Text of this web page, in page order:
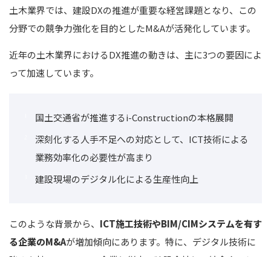
土木業界では、建設DXの推進が重要な経営課題となり、この
分野での競争力強化を目的としたM&Aが活発化しています。
近年の土木業界におけるDX推進の動きは、主に3つの要因によ
って加速しています。
国土交通省が推進するi-Constructionの本格展開
深刻化する人手不足への対応として、ICT技術による
業務効率化の必要性が高まり
建設現場のデジタル化による生産性向上
このような背景から、 ICT施工技術やBIM/CIMシステムを有す
る企業のM&Aが増加傾向にあります。特に、デジタル技術に